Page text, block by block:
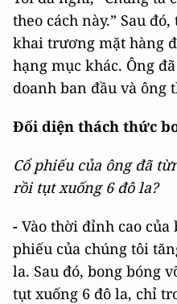
theo cách này.” Sau
khai trương mặt hàng
hạng mục khác. Ông
doanh ban đầu và ông
Đối diện thách thức
Cổ phiếu của ông đã
rồi tụt xuống 6 đô la?
- Vào thời đỉnh cao
phiếu của chúng tôi
la. Sau đó, bong bóng
tụt xuống 6 đô la, chỉ